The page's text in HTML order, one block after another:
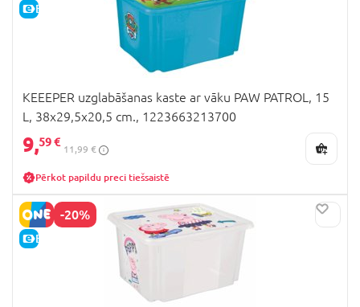
E-CENA
KEEEPER uzglabāšanas kaste ar vāku PAW PATROL, 15
L, 38x29,5x20,5 cm., 1223663213700
9,59 €
11,99 €
Pērkot papildu preci tiešsaistē
-20%
E-CENA